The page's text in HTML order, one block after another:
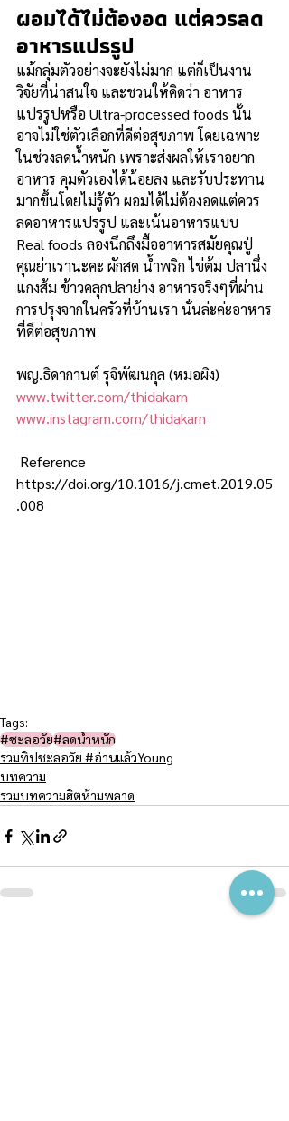
ผอมได้ไม่ต้องอด แต่ควรลด
อาหารแปรรูป
แม้กลุ่มตัวอย่างจะยังไม่มาก แต่ก็เป็นงาน
วิจัยที่น่าสนใจ และชวนให้คิดว่า อาหาร
แปรรูปหรือ Ultra-processed foods นั้น
อาจไม่ใช่ตัวเลือกที่ดีต่อสุขภาพ โดยเฉพาะ
ในช่วงลดน้ำหนัก เพราะส่งผลให้เราอยาก
อาหาร คุมตัวเองได้น้อยลง และรับประทาน
มากขึ้นโดยไม่รู้ตัว ผอมได้ไม่ต้องอดแต่ควร
ลดอาหารแปรรูป และเน้นอาหารแบบ
Real foods ลองนึกถึงมื้ออาหารสมัยคุณปู่
คุณย่าเรานะคะ ผักสด น้ำพริก ไข่ต้ม ปลานึ่ง
แกงส้ม ข้าวคลุกปลาย่าง อาหารจริงๆที่ผ่าน
การปรุงจากในครัวที่บ้านเรา นั่นล่ะค่ะอาหาร
ที่ดีต่อสุขภาพ
พญ.ธิดากานต์ รุจิพัฒนกุล (หมอผิง)
www.twitter.com/thidakarn
www.instagram.com/thidakarn
https://doi.org/10.1016/j.cmet.2019.05
.008
Tags:
#ชะลอวัย​#ลดน้ำหนัก
รวมทิปชะลอวัย #อ่านแล้วYoung
บทความ
รวมบทความฮิตห้ามพลาด